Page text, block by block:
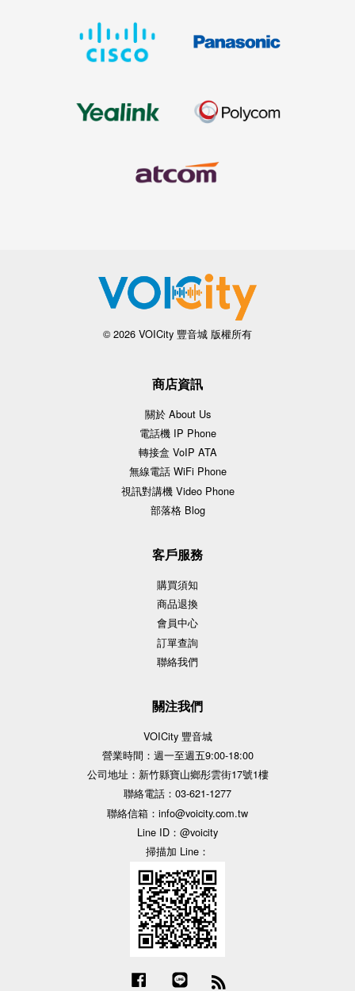
© 2026 VOICity 豐音城 版權所有
商店資訊
關於 About Us
電話機 IP Phone
轉接盒 VoIP ATA
無線電話 WiFi Phone
視訊對講機 Video Phone
部落格 Blog
客戶服務
購買須知
商品退換
會員中心
訂單查詢
聯絡我們
關注我們
VOICity 豐音城
營業時間：週一至週五9:00-18:00
公司地址：新竹縣寶山鄉彤雲街17號1樓
聯絡電話：03-621-1277
聯絡信箱：info@voicity.com.tw
Line ID：@voicity
掃描加 Line：
Facebook